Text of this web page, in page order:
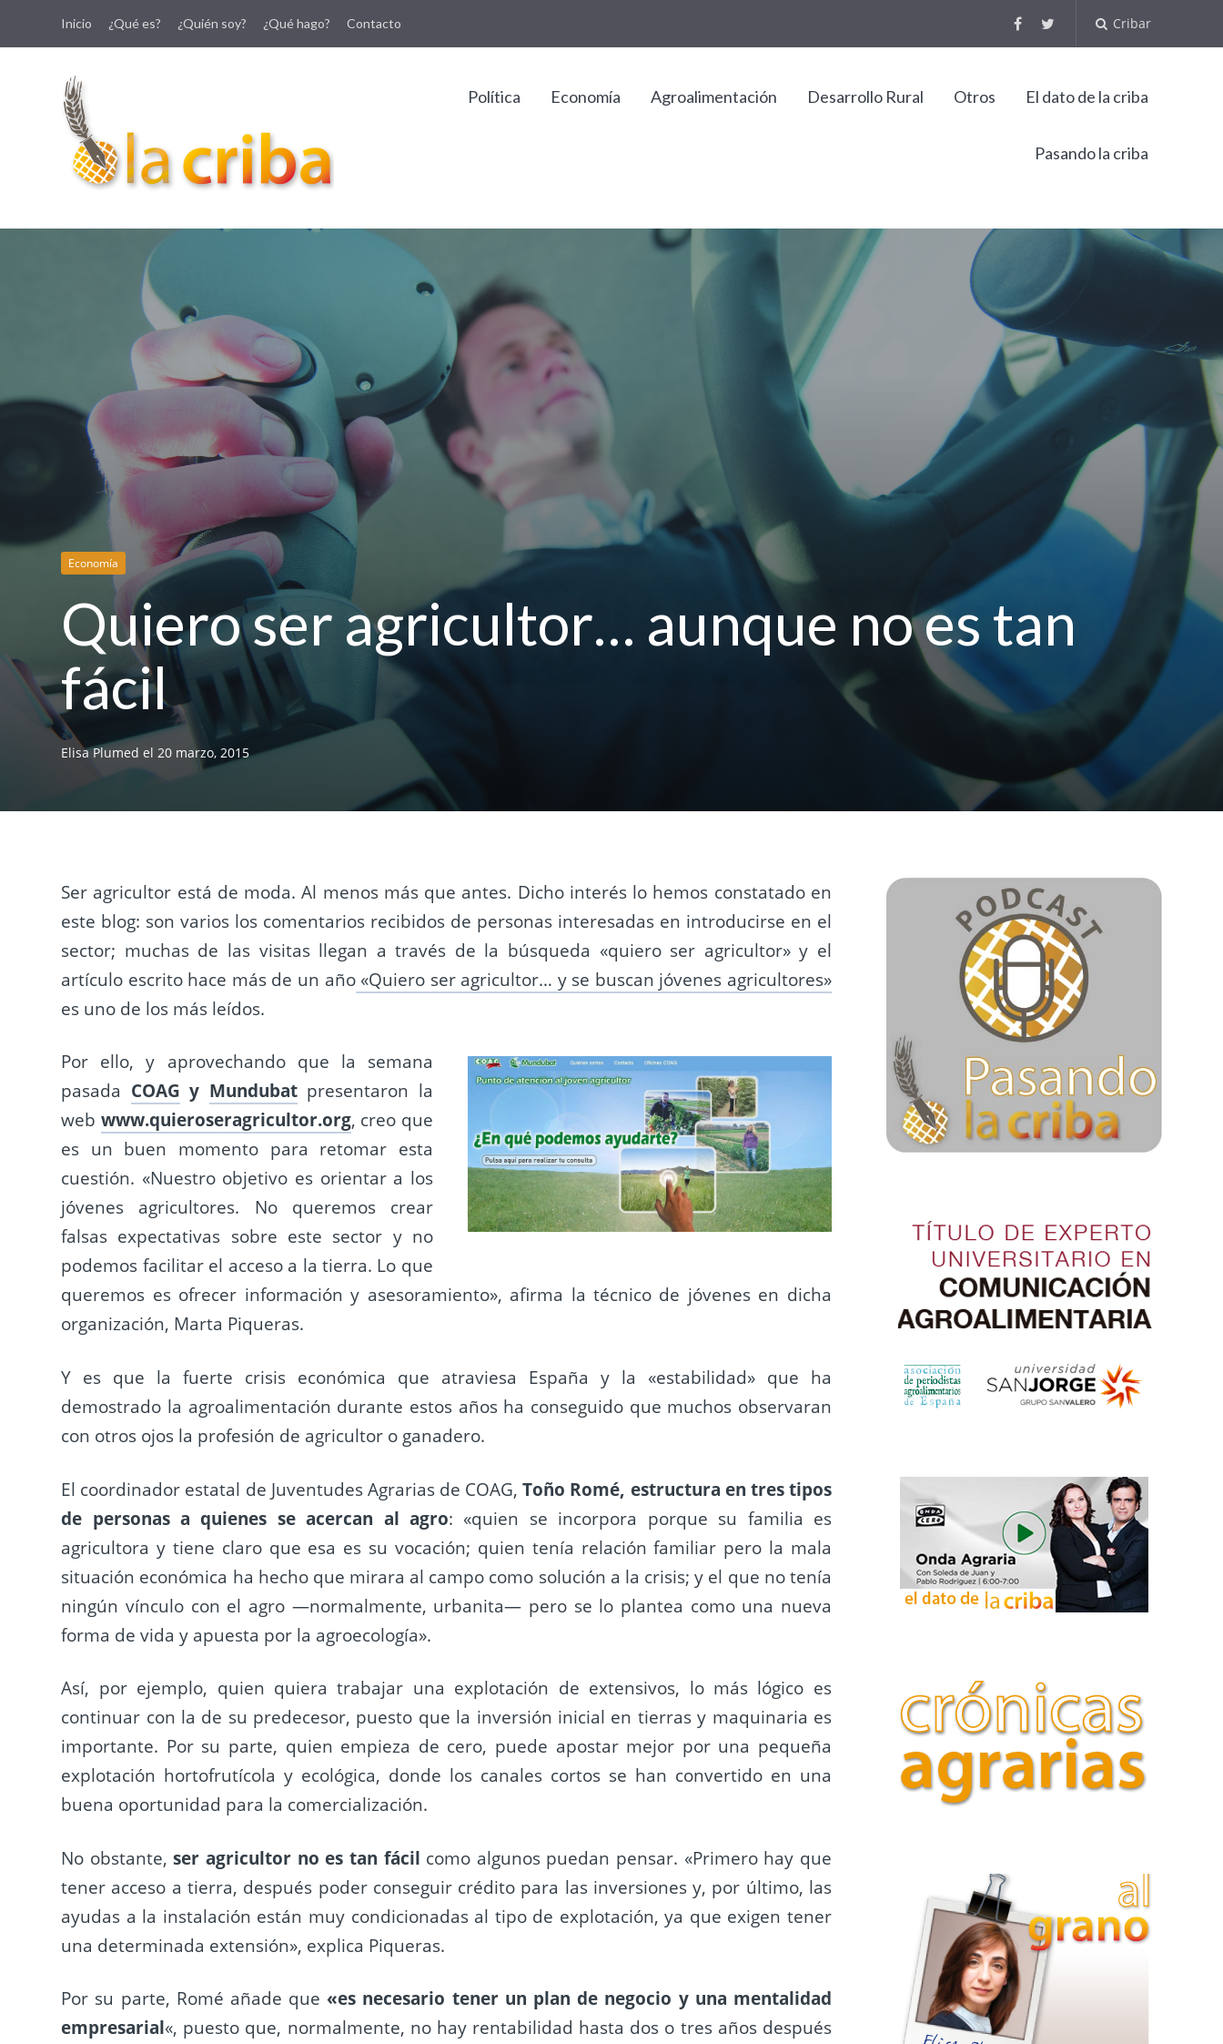
Inicio ¿Qué es? ¿Quién soy? ¿Qué hago? Contacto Cribar
Política Economía Agroalimentación Desarrollo Rural Otros El dato de la criba
Pasando la criba
Economía
Quiero ser agricultor… aunque no es tan
fácil
Elisa Plumedel 20 marzo, 2015
Ser agricultor está de moda. Al menos más que antes. Dicho interés lo hemos constatado en
este blog: son varios los comentarios recibidos de personas interesadas en introducirse en el
sector; muchas de las visitas llegan a través de la búsqueda «quiero ser agricultor» y el
artículo escrito hace más de un año«Quiero ser agricultor… y se buscan jóvenes agricultores»
es uno de los más leídos.
Por ello, y aprovechando que la semana
pasada COAG y Mundubatpresentaron la
web www.quieroseragricultor.org, creo que
es un buen momento para retomar esta
cuestión. «Nuestro objetivo es orientar a los
jóvenes agricultores. No queremos crear
falsas expectativas sobre este sector y no
podemos facilitar el acceso a la tierra. Lo que
queremos es ofrecer información y asesoramiento», afirma la técnico de jóvenes en dicha
organización, Marta Piqueras.
Y es que la fuerte crisis económica que atraviesa España y la «estabilidad» que ha
demostrado la agroalimentación durante estos años ha conseguido que muchos observaran
con otros ojos la profesión de agricultor o ganadero.
El coordinador estatal de Juventudes Agrarias de COAG,Toño Romé, estructura en tres tipos
de personas a quienes se acercan al agro: «quien se incorpora porque su familia es
agricultora y tiene claro que esa es su vocación; quien tenía relación familiar pero la mala
situación económica ha hecho que mirara al campo como solución a la crisis; y el que no tenía
ningún vínculo con el agro —normalmente, urbanita— pero se lo plantea como una nueva
forma de vida y apuesta por la agroecología».
Así, por ejemplo, quien quiera trabajar una explotación de extensivos, lo más lógico es
continuar con la de su predecesor, puesto que la inversión inicial en tierras y maquinaria es
importante. Por su parte, quien empieza de cero, puede apostar mejor por una pequeña
explotación hortofrutícola y ecológica, donde los canales cortos se han convertido en una
buena oportunidad para la comercialización.
No obstante,ser agricultor no es tan fácil como algunos puedan pensar. «Primero hay que
tener acceso a tierra, después poder conseguir crédito para las inversiones y, por último, las
ayudas a la instalación están muy condicionadas al tipo de explotación, ya que exigen tener
una determinada extensión», explica Piqueras.
Por su parte, Romé añade que«es necesario tener un plan de negocio y una mentalidad
empresarial«, puesto que, normalmente, no hay rentabilidad hasta dos o tres años después